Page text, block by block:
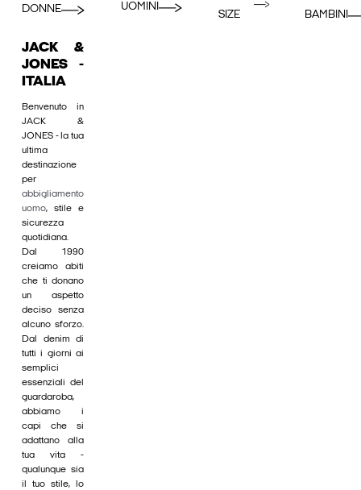
DONNE UOMINI
SIZE
BAMBINI
JACK &
JONES -
ITALIA
Benvenuto in
JACK &
JONES - la tua
ultima
destinazione
per
abbigliamento
uomo, stile e
sicurezza
quotidiana.
Dal 1990
creiamo abiti
che ti donano
un aspetto
deciso senza
alcuno sforzo.
Dal denim di
tutti i giorni ai
semplici
essenziali del
guardaroba,
abbiamo i
capi che si
adattano alla
tua vita -
qualunque sia
il tuo stile, lo